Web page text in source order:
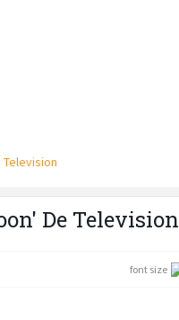
De Television
font size